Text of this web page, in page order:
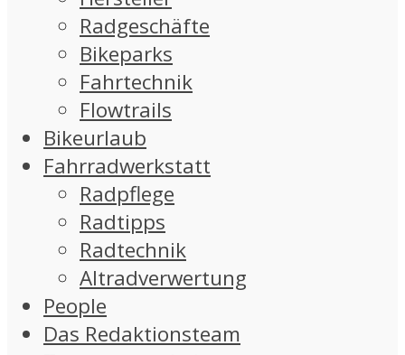
Radgeschäfte
Bikeparks
Fahrtechnik
Flowtrails
Bikeurlaub
Fahrradwerkstatt
Radpflege
Radtipps
Radtechnik
Altradverwertung
People
Das Redaktionsteam